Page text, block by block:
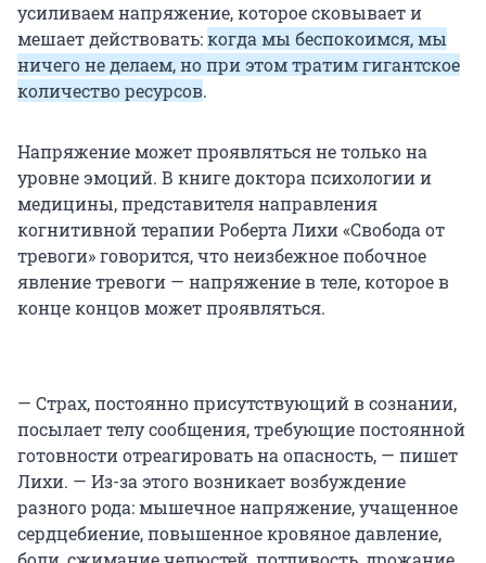
усиливаем напряжение, которое сковывает и
мешает действовать:когда мы беспокоимся, мы
ничего не делаем, но при этом тратим гигантское
количество ресурсов.
Напряжение может проявляться не только на
уровне эмоций. В книге доктора психологии и
медицины, представителя направления
когнитивной терапии Роберта Лихи «Свобода от
тревоги» говорится, что неизбежное побочное
явление тревоги — напряжение в теле, которое в
конце концов может проявляться.
— Страх, постоянно присутствующий в сознании,
посылает телу сообщения, требующие постоянной
готовности отреагировать на опасность, — пишет
Лихи. — Из-за этого возникает возбуждение
разного рода: мышечное напряжение, учащенное
сердцебиение, повышенное кровяное давление,